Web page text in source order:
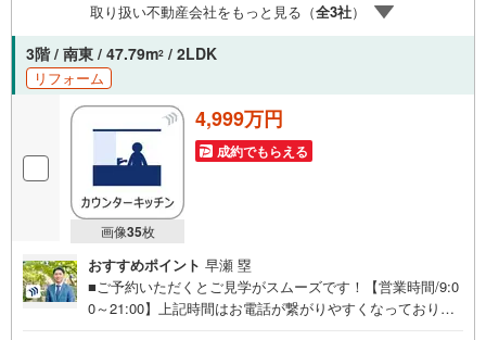
◆物件のご案内は◆弊社へのご来社、お客様宅へのお迎
え・最寄駅での待ち合わせ、物件周辺のコンビニ等でお待
ち合わせなど、ご希望をお伝えください。ご希望条件をお
伝え頂けましたら、ご見学希望物件以外の資料も用意して
参ります。もちろん他の物件も併せてご案内させていただ
きます。
取り扱い不動産会社をもっと見る（全3社）
3階 / 南東 / 47.79m2 / 2LDK
リフォーム
画像35枚
4,999万円
成約でもらえる
おすすめポイント 早瀬 塁
■ご予約いただくとご見学がスムーズです！【営業時間/9:0
0～21:00】上記時間はお電話が繋がりやすくなっておりま